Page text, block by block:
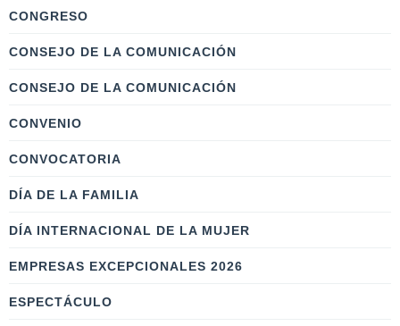
CONGRESO
CONSEJO DE LA COMUNICACIÓN
CONSEJO DE LA COMUNICACIÓN
CONVENIO
CONVOCATORIA
DÍA DE LA FAMILIA
DÍA INTERNACIONAL DE LA MUJER
EMPRESAS EXCEPCIONALES 2026
ESPECTÁCULO